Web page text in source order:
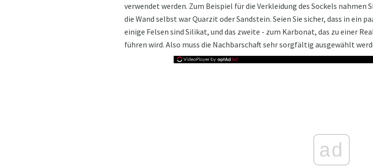
verwendet werden. Zum Beispiel für die Verkleidung des Sockels
die Wand selbst war Quarzit oder Sandstein. Seien Sie sicher, dass in ein
einige Felsen sind Silikat, und das zweite - zum Karbonat, das zu einer
führen wird. Also muss die Nachbarschaft sehr sorgfältig ausgewählt
ad